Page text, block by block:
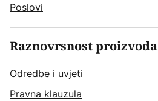
Poslovi
Raznovrsnost proizvoda
Odredbe i uvjeti
Pravna klauzula